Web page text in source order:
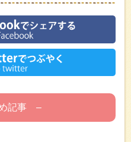
記事 –